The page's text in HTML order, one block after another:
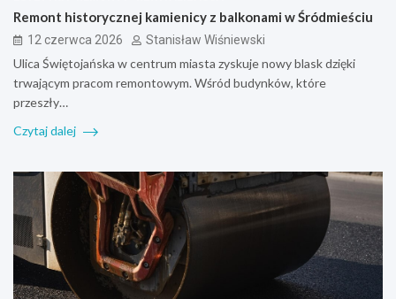
Remont historycznej kamienicy z balkonami w Śródmieściu
12 czerwca 2026 Stanisław Wiśniewski
Ulica Świętojańska w centrum miasta zyskuje nowy blask dzięki
trwającym pracom remontowym. Wśród budynków, które
przeszły…
Czytaj dalej